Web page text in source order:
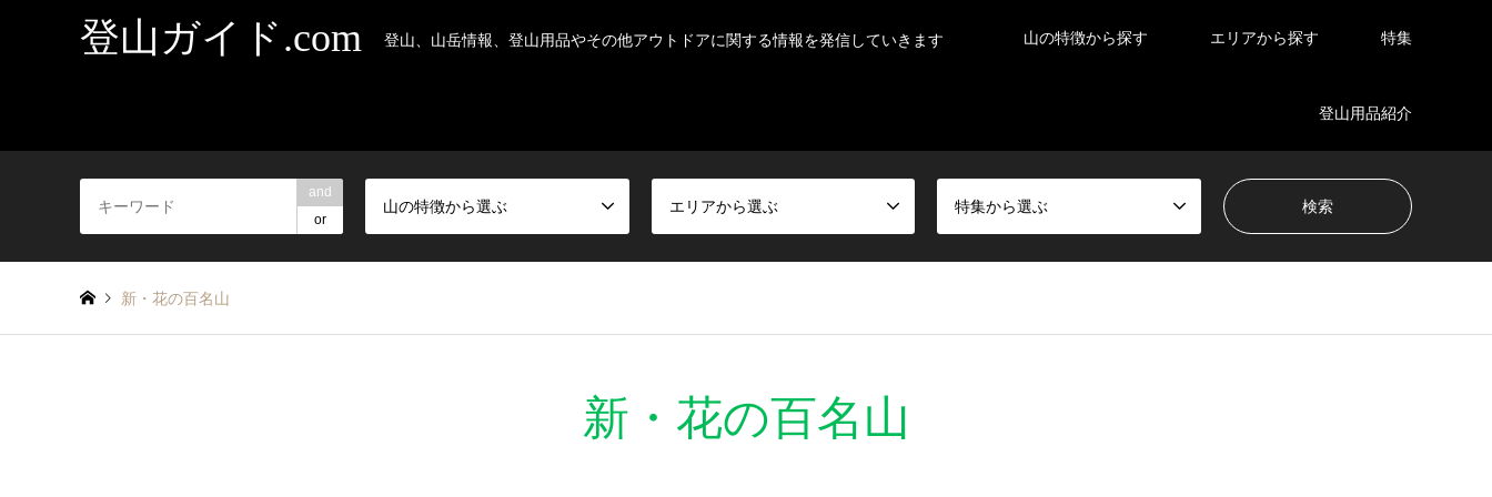
登山ガイド.com 登山、山岳情報、登山用品やその他アウトドアに関する情報を発信していきます 山の特徴から探す エリアから探す 特集
登山用品紹介
and
or
山の特徴から選ぶ エリアから選ぶ 特集から選ぶ
新・花の百名山
新・花の百名山